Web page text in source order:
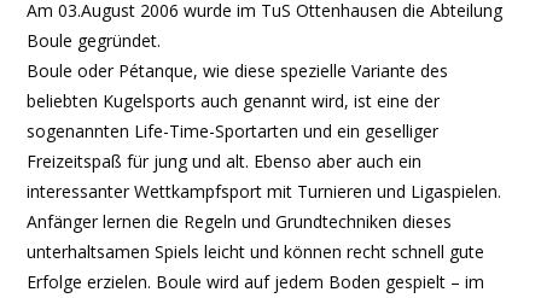
Am 03.August 2006 wurde im TuS Ottenhausen die Abteilung
Boule gegründet.
Boule oder Pétanque, wie diese spezielle Variante des
beliebten Kugelsports auch genannt wird, ist eine der
sogenannten Life-Time-Sportarten und ein geselliger
Freizeitspaß für jung und alt. Ebenso aber auch ein
interessanter Wettkampfsport mit Turnieren und Ligaspielen.
Anfänger lernen die Regeln und Grundtechniken dieses
unterhaltsamen Spiels leicht und können recht schnell gute
Erfolge erzielen. Boule wird auf jedem Boden gespielt – im